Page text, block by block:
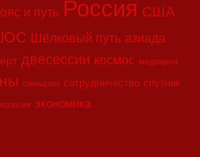
и путь Россия США
Шёлковый путь азиада
двесессии космос медицина
синьцзян сотрудничество спутник
экономика